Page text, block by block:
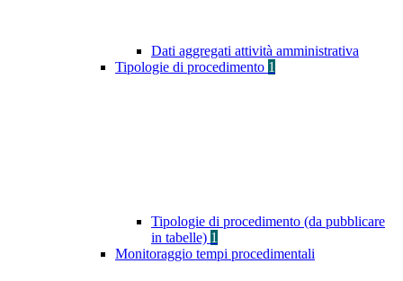
Dati aggregati attività amministrativa
Tipologie di procedimento 1
Tipologie di procedimento (da pubblicare
in tabelle) 1
Monitoraggio tempi procedimentali